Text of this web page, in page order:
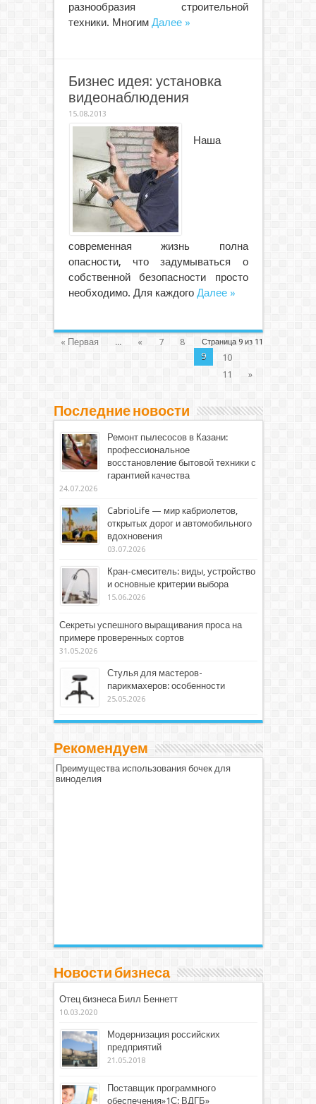
разнообразия строительной
техники. Многим Далее »
Бизнес идея: установка
видеонаблюдения
15.08.2013
Наша
современная жизнь полна
опасности, что задумываться о
собственной безопасности просто
необходимо. Для каждого Далее »
Страница 9 из 11
« Первая ... « 7
8
9
10
11
»
Последние новости
Ремонт пылесосов в Казани:
профессиональное
восстановление бытовой техники с
гарантией качества
24.07.2026
CabrioLife — мир кабриолетов,
открытых дорог и автомобильного
вдохновения
03.07.2026
Кран-смеситель: виды, устройство
и основные критерии выбора
15.06.2026
Секреты успешного выращивания проса на
примере проверенных сортов
31.05.2026
Стулья для мастеров-
парикмахеров: особенности
25.05.2026
Рекомендуем
Преимущества использования бочек для
виноделия
Новости бизнеса
Отец бизнеса Билл Беннетт
10.03.2020
Модернизация российских
предприятий
21.05.2018
Поставщик программного
обеспечения»1С: ВДГБ»